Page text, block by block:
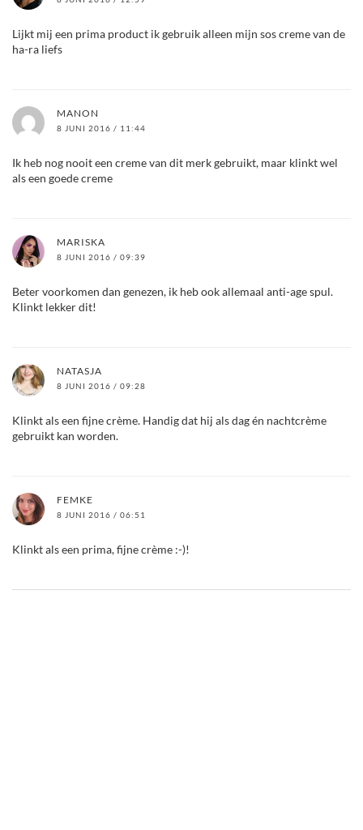
Lijkt mij een prima product ik gebruik alleen mijn sos creme van de
ha-ra liefs
MANON
8 JUNI 2016 / 11:44
Ik heb nog nooit een creme van dit merk gebruikt, maar klinkt wel
als een goede creme
MARISKA
8 JUNI 2016 / 09:39
Beter voorkomen dan genezen, ik heb ook allemaal anti-age spul.
Klinkt lekker dit!
NATASJA
8 JUNI 2016 / 09:28
Klinkt als een fijne crème. Handig dat hij als dag én nachtcrème
gebruikt kan worden.
FEMKE
8 JUNI 2016 / 06:51
Klinkt als een prima, fijne crème :-)!